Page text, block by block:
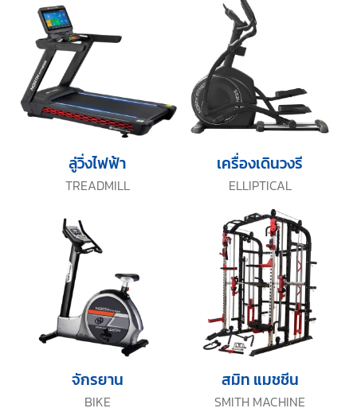
TREADMILL
ลู่วิ่งไฟฟ้า
ELLIPTICAL
เครื่องเดินวงรี
BIKE
จักรยาน
SMITH MACHINE
สมิท แมชชีน